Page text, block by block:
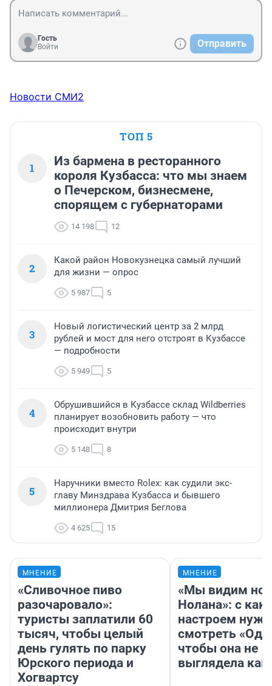
Гость
Войти
Отправить
Новости СМИ2
ТОП 5
1
Из бармена в ресторанного
короля Кузбасса: что мы знаем
о Печерском, бизнесмене,
спорящем с губернаторами
14 198 12
2
Какой район Новокузнецка самый лучший
для жизни — опрос
5 987 5
3
Новый логистический центр за 2 млрд
рублей и мост для него отстроят в Кузбассе
— подробности
5 949 5
4
Обрушившийся в Кузбассе склад Wildberries
планирует возобновить работу — что
происходит внутри
5 148 8
5
Наручники вместо Rolex: как судили экс-
главу Минздрава Кузбасса и бывшего
миллионера Дмитрия Беглова
4 625 15
МНЕНИЕ
«Сливочное пиво
разочаровало»:
туристы заплатили 60
тысяч, чтобы целый
день гулять по парку
Юрского периода и
Хогвартсу
МНЕНИЕ
«Мы видим
Нолана»: с
настроем
смотреть
чтобы она не
выглядела как